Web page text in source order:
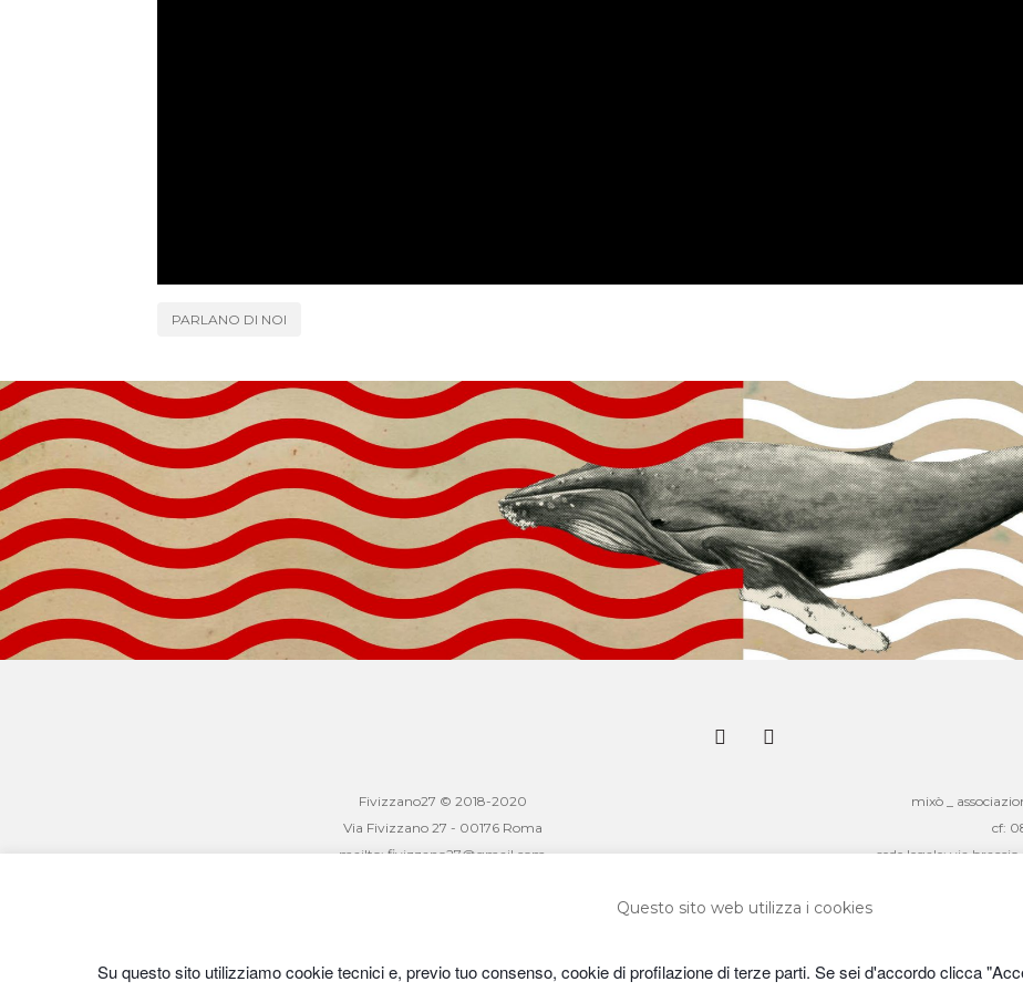
PARLANO DI NOI
Fivizzano27 © 2018-2020
Via Fivizzano 27 - 00176 Roma
mailto: fivizzano27@gmail.com
mixò _
cf:
sede legale: via
Questo sito web utilizza i cookies
Su questo sito utilizziamo cookie tecnici e, previo tuo consenso, cookie di profilazione di terze parti. Se sei d'accordo clicca